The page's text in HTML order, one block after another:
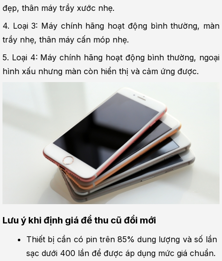
đẹp, thân máy trầy xước nhẹ.
4. Loại 3: Máy chính hãng hoạt động bình thường, màn
trầy nhẹ, thân máy cấn móp nhẹ.
5. Loại 4: Máy chính hãng hoạt động bình thường, ngoại
hình xấu nhưng màn còn hiển thị và cảm ứng được.
Lưu ý khi định giá để thu cũ đổi mới
Thiết bị cần có pin trên 85% dung lượng và số lần
sạc dưới 400 lần để được áp dụng mức giá chuẩn.